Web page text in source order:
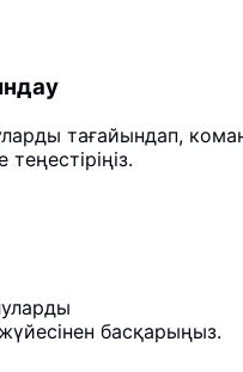
тағайындап,
басқарыңыз.